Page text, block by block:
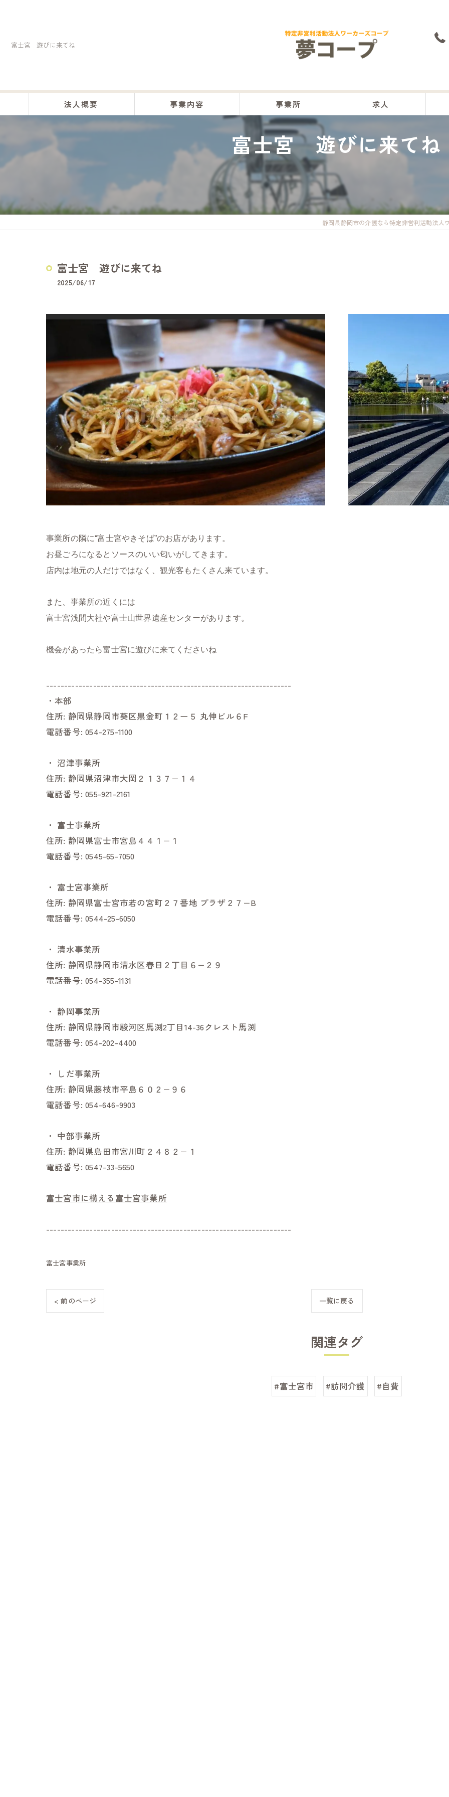
富士宮 遊びに来てね
法人概要 事業内容
訪問介護事業
居宅介護事業
デイサービス
どうぞの家
事業所
本部
沼津事業所
富士事業所
富士宮事業所
清水事業所
求人
富士宮 遊びに来てね
静岡県静岡市の介護なら特定非営利活動法人
富士宮 遊びに来てね
2025/06/17
事業所の隣に“富士宮やきそば”のお店があります。
お昼ごろになるとソースのいい匂いがしてきます。
店内は地元の人だけではなく、観光客もたくさん来ています。
また、事業所の近くには
富士宮浅間大社や富士山世界遺産センターがあります。
機会があったら富士宮に遊びに来てくださいね
--------------------------------------------------------------------
・本部
住所: 静岡県静岡市葵区黒金町１２ー５ 丸伸ビル６F
電話番号:054-275-1100
・ 沼津事業所
住所: 静岡県沼津市大岡２１３７−１４
電話番号:055-921-2161
・ 富士事業所
住所: 静岡県富士市宮島４４１−１
電話番号:0545-65-7050
・ 富士宮事業所
住所: 静岡県富士宮市若の宮町２７番地 プラザ２７−B
電話番号:0544-25-6050
・ 清水事業所
住所: 静岡県静岡市清水区春日２丁目６−２９
電話番号:054-355-1131
・静岡事業所
住所: 静岡県静岡市駿河区馬渕2丁目14-36クレスト馬渕
電話番号:054-202-4400
・
しだ事業所
住所: 静岡県藤枝市平島６０２−９６
電話番号:054-646-9903
・ 中部事業所
住所: 静岡県島田市宮川町２４８２−１
電話番号:0547-33-5650
富士宮市に構える富士宮事業所
--------------------------------------------------------------------
富士宮事業所
< 前のページ 一覧に戻る
関連タグ
#富士宮市 #訪問介護 #自費